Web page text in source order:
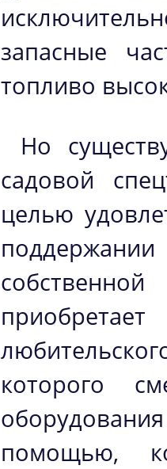
запасные
топливо
Но
садовой
целью
которого
помощью,